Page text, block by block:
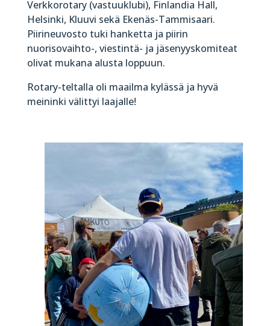
Verkkorotary (vastuuklubi), Finlandia Hall,
Helsinki, Kluuvi sekä Ekenäs-Tammisaari.
Piirineuvosto tuki hanketta ja piirin
nuorisovaihto-, viestintä- ja jäsenyyskomiteat
olivat mukana alusta loppuun.
Rotary-teltalla oli maailma kylässä ja hyvä
meininki välittyi laajalle!